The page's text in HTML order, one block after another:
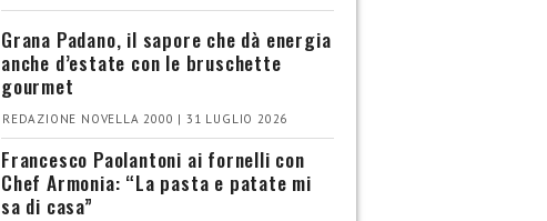
Grana Padano, il sapore che dà energia
anche d’estate con le bruschette
gourmet
REDAZIONE NOVELLA 2000 | 31 LUGLIO 2026
Francesco Paolantoni ai fornelli con
Chef Armonia: “La pasta e patate mi
sa di casa”